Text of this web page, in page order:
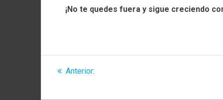
¡No te quedes fuera y sigue creciendo
Navegación
Anterior: